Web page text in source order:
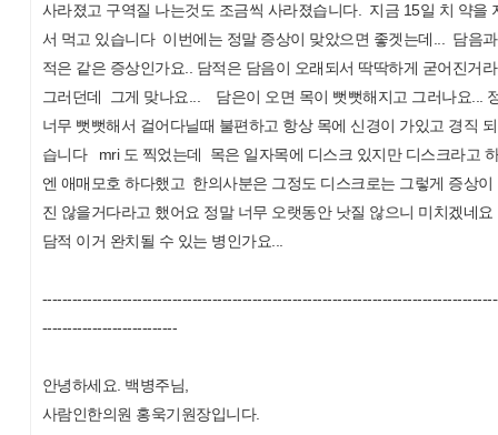
사라졌고 구역질 나는것도 조금씩 사라졌습니다. 지금 15일 치 약을
서 먹고 있습니다 이번에는 정말 증상이 맞았으면 좋겟는데... 담음
적은 같은 증상인가요.. 담적은 담음이 오래되서 딱딱하게 굳어진거
그러던데 그게 맞나요... 담은이 오면 목이 뻣뻣해지고 그러나요...
너무 뻣뻣해서 걸어다닐때 불편하고 항상 목에 신경이 가있고 경직
습니다 mri 도 찍었는데 목은 일자목에 디스크 있지만 디스크라고
엔 애매모호 하다했고 한의사분은 그정도 디스크로는 그렇게 증상이
진 않을거다라고 했어요 정말 너무 오랫동안 낫질 않으니 미치겠네요
담적 이거 완치될 수 있는 병인가요...
---------------------------
안녕하세요. 백병주님,
사람인한의원 홍욱기원장입니다.